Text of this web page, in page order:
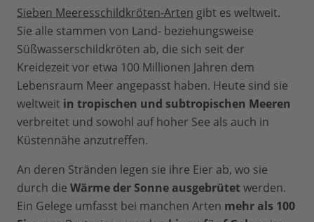
Sieben Meeresschildkröten-Arten gibt es weltweit.
Sie alle stammen von Land- beziehungsweise
Süßwasserschildkröten ab, die sich seit der
Kreidezeit vor etwa 100 Millionen Jahren dem
Lebensraum Meer angepasst haben. Heute sind sie
weltweit in tropischen und subtropischen Meeren
verbreitet und sowohl auf hoher See als auch in
Küstennähe anzutreffen.
An deren Stränden legen sie ihre Eier ab, wo sie
durch die Wärme der Sonne ausgebrütetwerden.
Ein Gelege umfasst bei manchen Arten mehr als 100